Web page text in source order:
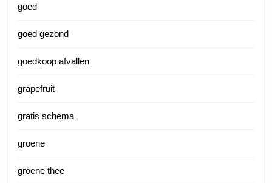
goed
goed gezond
goedkoop afvallen
grapefruit
gratis schema
groene
groene thee